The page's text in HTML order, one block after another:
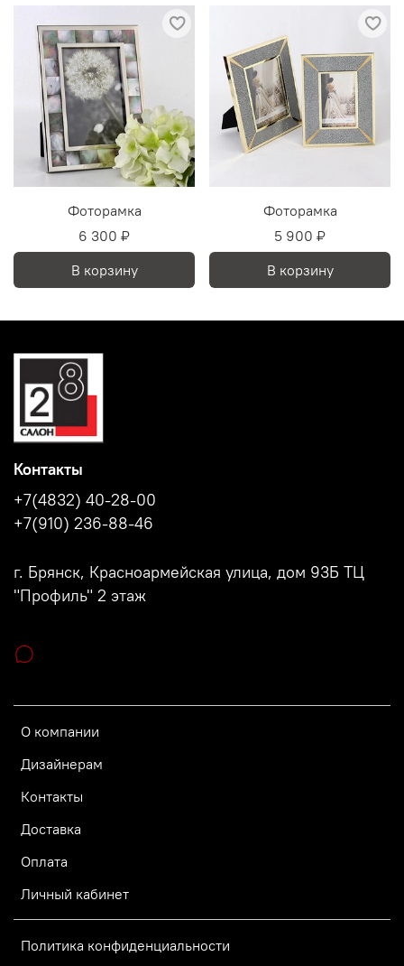
Фоторамка
6 300 ₽
В корзину
Фоторамка
5 900 ₽
В корзину
О компании
Дизайнерам
Контакты
Доставка
Оплата
Личный кабинет
Политика конфиденциальности
Контакты
+7(4832) 40-28-00
+7(910) 236-88-46
г. Брянск, Красноармейская улица, дом 93Б ТЦ
"Профиль" 2 этаж